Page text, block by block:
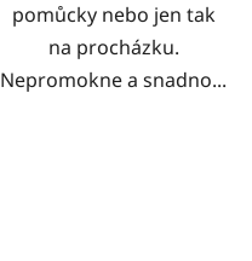
pomůcky nebo jen tak
na procházku.
Nepromokne a snadno...